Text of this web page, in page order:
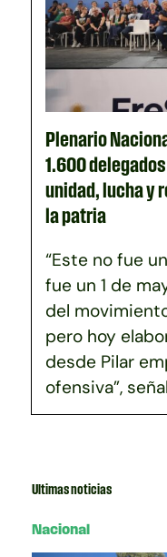
Plenario
1.600
unidad, lucha y
la patria
“Este no fue
fue un 1 de
del
pero hoy
desde Pilar
ofensiva”,
Ultimas noticias
Nacional